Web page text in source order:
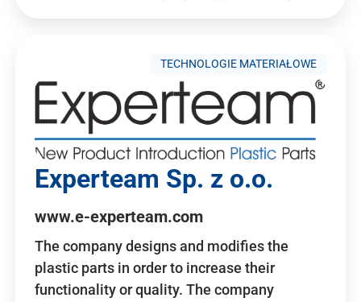
TECHNOLOGIE MATERIAŁOWE
Experteam Sp. z o.o.
www.e-experteam.com
The company designs and modifies the
plastic parts in order to increase their
functionality or quality. The company